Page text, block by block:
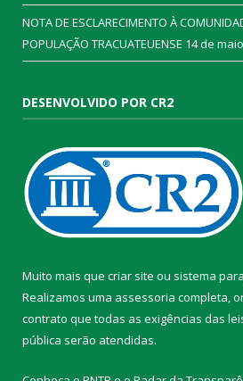
NOTA DE ESCLARECIMENTO À
POPULAÇÃO TRACUATEUENSE 14 de
DESENVOLVIDO POR CR2
Muito mais que criar site ou sistema
Realizamos uma assessoria completa,
contrato que todas as exigências das
pública serão atendidas.